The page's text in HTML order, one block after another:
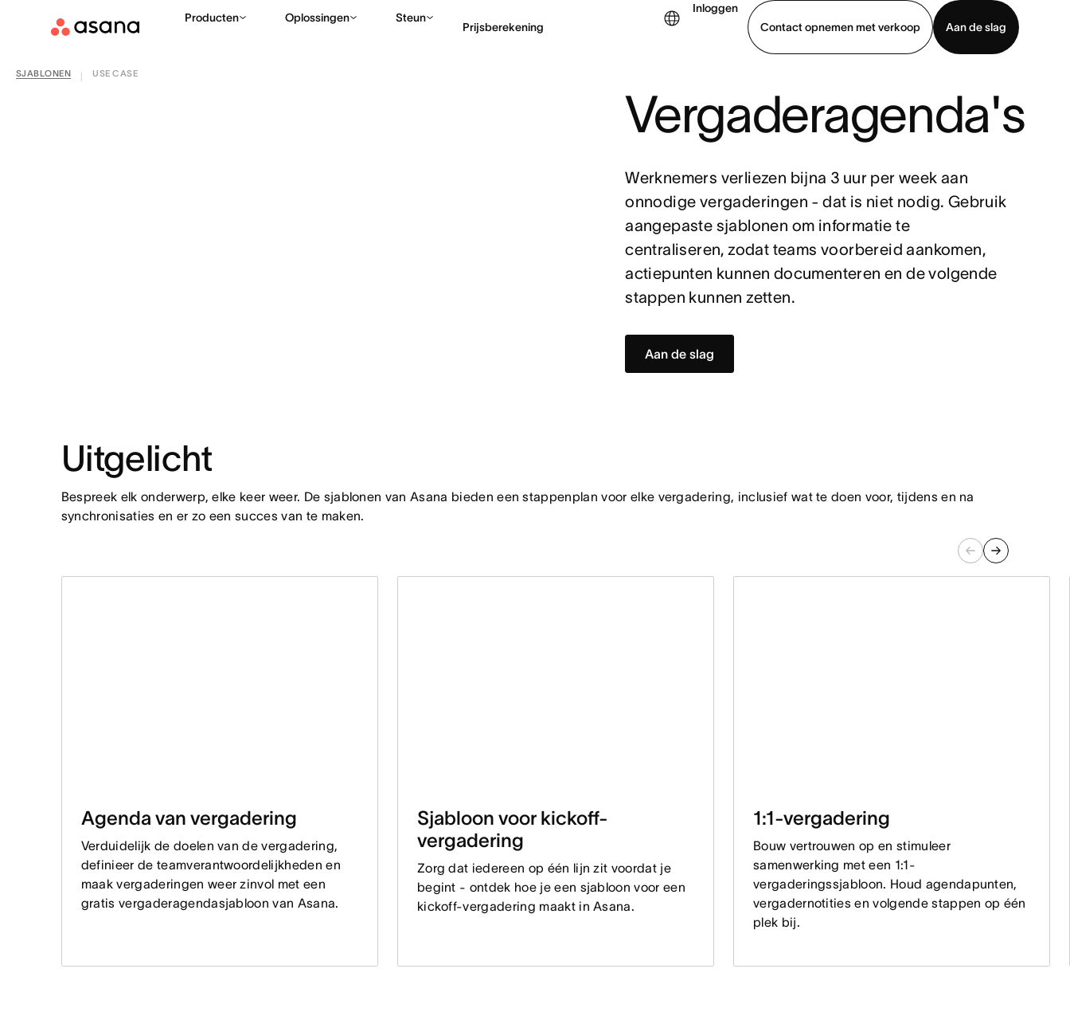
Producten Oplossingen Steun
Prijsberekening
Inloggen
Contact opnemen met verkoop
Aan de slag
SJABLONEN USE CASE
Vergaderagenda's
Werknemers verliezen bijna 3 uur per week aan
onnodige vergaderingen - dat is niet nodig. Gebruik
aangepaste sjablonen om informatie te
centraliseren, zodat teams voorbereid aankomen,
actiepunten kunnen documenteren en de volgende
stappen kunnen zetten.
Aan de slag
Uitgelicht
Bespreek elk onderwerp, elke keer weer. De sjablonen van Asana bieden een stappenplan voor elke vergadering, inclusief wat te doen voor, tijdens en na
synchronisaties en er zo een succes van te maken.
Agenda van vergadering
Verduidelijk de doelen van de vergadering,
definieer de teamverantwoordelijkheden en
maak vergaderingen weer zinvol met een
gratis vergaderagendasjabloon van Asana.
Sjabloon voor kickoff-
vergadering
Zorg dat iedereen op één lijn zit voordat je
begint - ontdek hoe je een sjabloon voor een
kickoff-vergadering maakt in Asana.
1:1-vergadering
Bouw vertrouwen op en stimuleer
samenwerking met een 1:1-
vergaderingssjabloon. Houd agendapunten,
vergadernotities en volgende stappen op één
plek bij.